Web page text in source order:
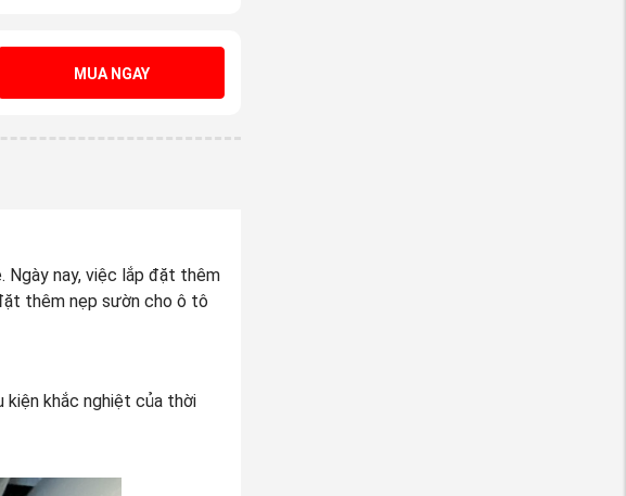
MUA NGAY
Ngày nay, việc lắp đặt thêm
thêm nẹp sườn cho ô tô
kiện khắc nghiệt của thời